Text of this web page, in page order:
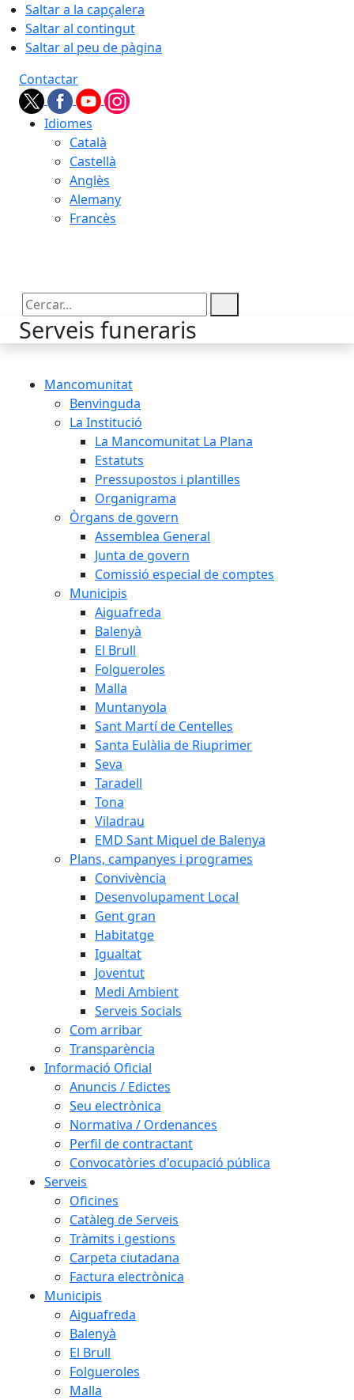
Saltar a la capçalera
Saltar al contingut
Saltar al peu de pàgina
Contactar
Idiomes
Català
Castellà
Anglès
Alemany
Francès
Cercar:
Serveis funeraris
Mancomunitat
Benvinguda
La Institució
La Mancomunitat La Plana
Estatuts
Pressupostos i plantilles
Organigrama
Òrgans de govern
Assemblea General
Junta de govern
Comissió especial de comptes
Municipis
Aiguafreda
Balenyà
El Brull
Folgueroles
Malla
Muntanyola
Sant Martí de Centelles
Santa Eulàlia de Riuprimer
Seva
Taradell
Tona
Viladrau
EMD Sant Miquel de Balenya
Plans, campanyes i programes
Convivència
Desenvolupament Local
Gent gran
Habitatge
Igualtat
Joventut
Medi Ambient
Serveis Socials
Com arribar
Transparència
Informació Oficial
Anuncis / Edictes
Seu electrònica
Normativa / Ordenances
Perfil de contractant
Convocatòries d'ocupació pública
Serveis
Oficines
Catàleg de Serveis
Tràmits i gestions
Carpeta ciutadana
Factura electrònica
Municipis
Aiguafreda
Balenyà
El Brull
Folgueroles
Malla